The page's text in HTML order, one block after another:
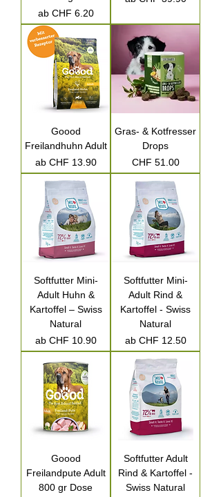
ab CHF 6.20
Sale-Preis
Goood
Freilandhuhn Adult
ab CHF 13.90
Sale-Preis
Gras- & Kotfresser
Drops
Preis
CHF 51.00
Softfutter Mini-
Adult Huhn &
Kartoffel – Swiss
Natural
ab CHF 10.90
Sale-Preis
Softfutter Mini-
Adult Rind &
Kartoffel - Swiss
Natural
ab CHF 12.50
Sale-Preis
Goood
Freilandpute Adult
800 gr Dose
Softfutter Adult
Rind & Kartoffel -
Swiss Natural